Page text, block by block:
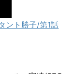
ント勝子/第1話